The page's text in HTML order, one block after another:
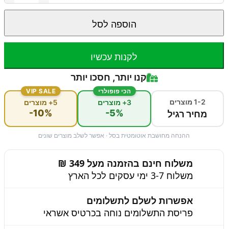
הוספה לסל
לקנות עכשיו
קנו יותר, חסכו יותר
1-2 מוצרים
מחיר רגיל
הכי פופולרי
3+ מוצרים
-5%
VIP SALE
5+ מוצרים
-10%
ההנחה מחושבת אוטומטית בסל · אפשר לשלב מוצרים שונים
משלוח חינם בהזמנה מעל 349 ₪
משלוח 3-7 ימי עסקים לכל הארץ
אפשרות לשלם לתשלומים
פריסת התשלומים נוחה בכרטיס אשראי